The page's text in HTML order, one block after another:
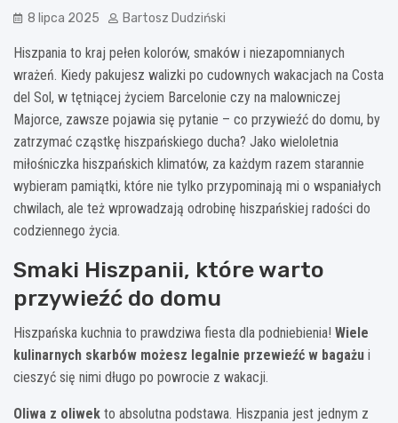
8 lipca 2025 Bartosz Dudziński
Hiszpania to kraj pełen kolorów, smaków i niezapomnianych
wrażeń. Kiedy pakujesz walizki po cudownych wakacjach na Costa
del Sol, w tętniącej życiem Barcelonie czy na malowniczej
Majorce, zawsze pojawia się pytanie – co przywieźć do domu, by
zatrzymać cząstkę hiszpańskiego ducha? Jako wieloletnia
miłośniczka hiszpańskich klimatów, za każdym razem starannie
wybieram pamiątki, które nie tylko przypominają mi o wspaniałych
chwilach, ale też wprowadzają odrobinę hiszpańskiej radości do
codziennego życia.
Smaki Hiszpanii, które warto
przywieźć do domu
Hiszpańska kuchnia to prawdziwa fiesta dla podniebienia! Wiele
kulinarnych skarbów możesz legalnie przewieźć w bagażu i
cieszyć się nimi długo po powrocie z wakacji.
Oliwa z oliwek to absolutna podstawa. Hiszpania jest jednym z